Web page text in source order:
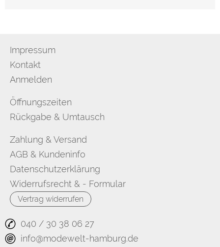
Impressum
Kontakt
Anmelden
Öffnungszeiten
Rückgabe & Umtausch
Zahlung & Versand
AGB & Kundeninfo
Datenschutzerklärung
Widerrufsrecht & - Formular
Vertrag widerrufen
040 / 30 38 06 27
info@modewelt-hamburg.de